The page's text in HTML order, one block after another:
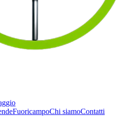
FuoricampoChi siamoContatti